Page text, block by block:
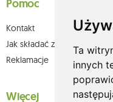
Ta
innych
Pomoc
Kontakt
Jak składać zamówienia w
Reklamacje
Więcej